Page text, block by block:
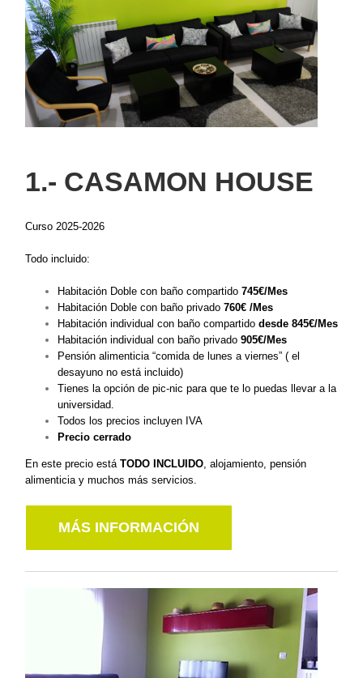
1.- CASAMON HOUSE
Curso 2025-2026
Todo incluido:
Habitación Doble con baño compartido 745€/Mes
Habitación Doble con baño privado 760€ /Mes
Habitación individual con baño compartido desde 845€/Mes
Habitación individual con baño privado 905€/Mes
Pensión alimenticia “comida de lunes a viernes” ( el
desayuno no está incluido)
Tienes la opción de pic-nic para que te lo puedas llevar a la
universidad.
Todos los precios incluyen IVA
Precio cerrado
En este precio está TODO INCLUIDO, alojamiento, pensión
alimenticia y muchos más servicios.
MÁS INFORMACIÓN